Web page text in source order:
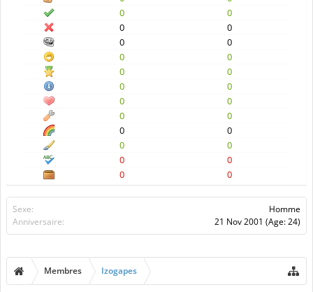
0
0
0
0
0
0
0
0
0
0
0
0
0
0
0
0
0
0
0
0
0
0
0
0
Sexe:
Homme
Anniversaire:
21 Nov 2001 (Age: 24)
Membres Izogapes